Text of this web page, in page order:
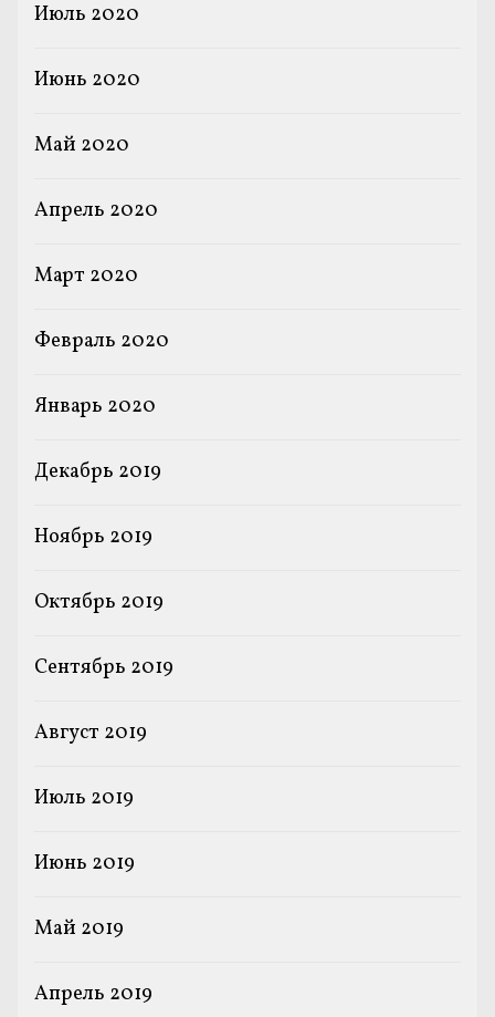
Июль 2020
Июнь 2020
Май 2020
Апрель 2020
Март 2020
Февраль 2020
Январь 2020
Декабрь 2019
Ноябрь 2019
Октябрь 2019
Сентябрь 2019
Август 2019
Июль 2019
Июнь 2019
Май 2019
Апрель 2019